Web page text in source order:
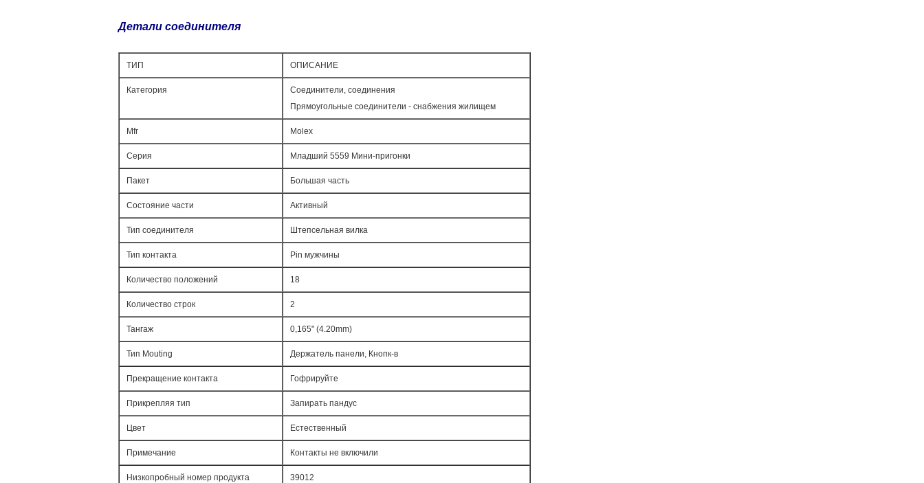
Детали соединителя
ТИП ОПИСАНИЕ
Категория
Соединители, соединения
Прямоугольные соединители - снабжения жилищем
Mfr Molex
Серия Младший 5559 Мини-пригонки
Пакет Большая часть
Состояние части Активный
Тип соединителя Штепсельная вилка
Тип контакта Pin мужчины
Количество положений 18
Количество строк 2
Тангаж 0,165" (4.20mm)
Тип Mouting Держатель панели, Кнопк-в
Прекращение контакта Гофрируйте
Прикрепляя тип Запирать пандус
Цвет Естественный
Примечание Контакты не включили
Низкопробный номер продукта 39012